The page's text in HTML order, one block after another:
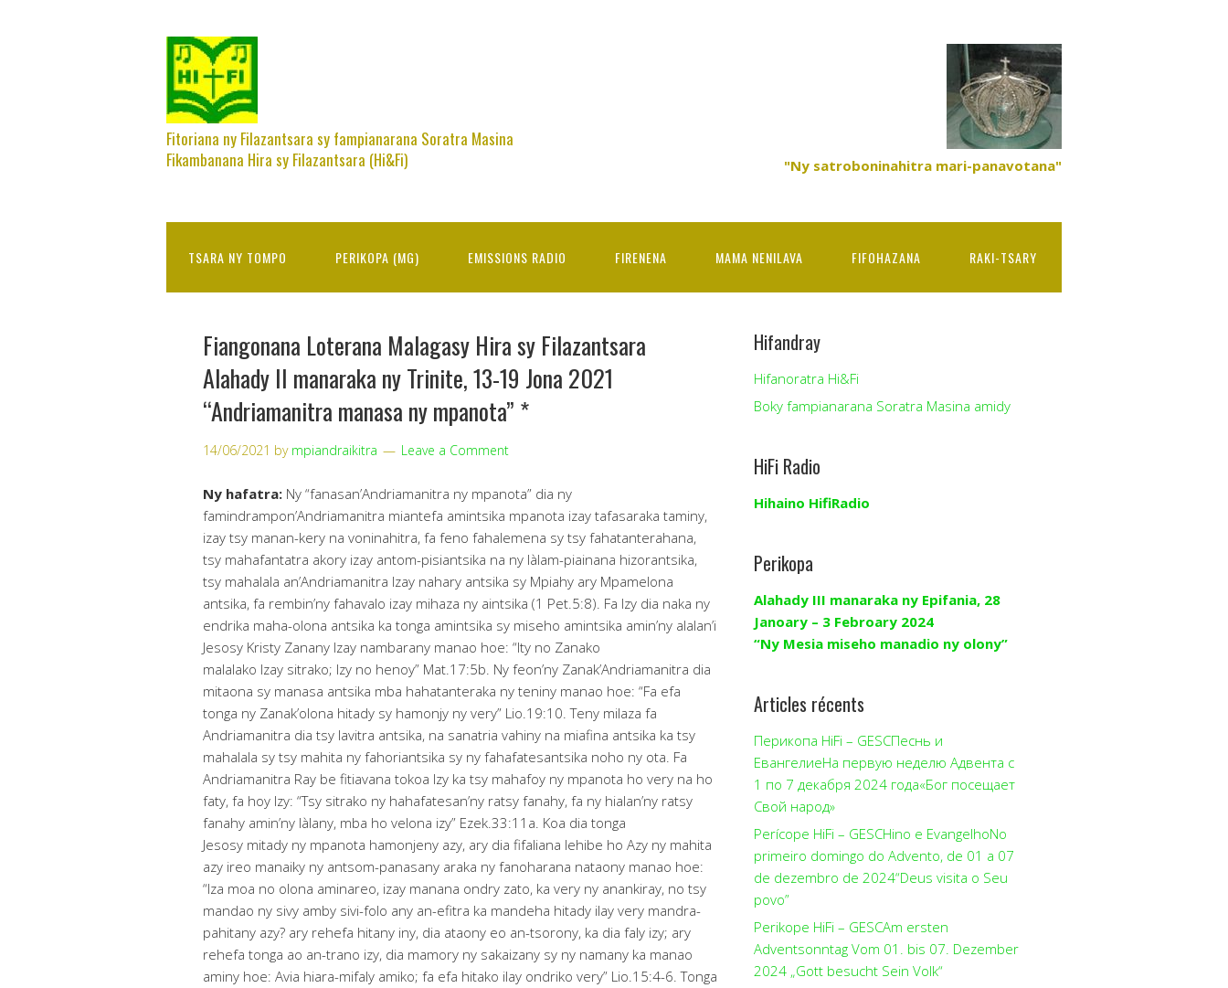
Fitoriana ny Filazantsara sy fampianarana Soratra Masina
Fikambanana Hira sy Filazantsara (Hi&Fi)
"Ny satroboninahitra mari-panavotana"
TSARA NY TOMPO PERIKOPA (MG) EMISSIONS RADIO FIRENENA MAMA NENILAVA FIFOHAZANA RAKI-TSARY
Fiangonana Loterana Malagasy Hira sy Filazantsara
Alahady II manaraka ny Trinite, 13-19 Jona 2021
“Andriamanitra manasa ny mpanota” *
14/06/2021 by mpiandraikitra Leave a Comment
Ny hafatra: Ny “fanasan’Andriamanitra ny mpanota” dia ny
famindrampon’Andriamanitra miantefa amintsika mpanota izay tafasaraka taminy,
izay tsy manan-kery na voninahitra, fa feno fahalemena sy tsy fahatanterahana,
tsy mahafantatra akory izay antom-pisiantsika na ny làlam-piainana hizorantsika,
tsy mahalala an’Andriamanitra Izay nahary antsika sy Mpiahy ary Mpamelona
antsika, fa rembin’ny fahavalo izay mihaza ny aintsika (1 Pet.5:8). Fa Izy dia naka ny
endrika maha-olona antsika ka tonga amintsika sy miseho amintsika amin’ny alalan’i
Jesosy Kristy Zanany Izay nambarany manao hoe: “Ity no Zanako
malalako Izay sitrako; Izy no henoy” Mat.17:5b. Ny feon’ny Zanak’Andriamanitra dia
mitaona sy manasa antsika mba hahatanteraka ny teniny manao hoe: “Fa efa
tonga ny Zanak’olona hitady sy hamonjy ny very” Lio.19:10. Teny milaza fa
Andriamanitra dia tsy lavitra antsika, na sanatria vahiny na miafina antsika ka tsy
mahalala sy tsy mahita ny fahoriantsika sy ny fahafatesantsika noho ny ota. Fa
Andriamanitra Ray be fitiavana tokoa Izy ka tsy mahafoy ny mpanota ho very na ho
faty, fa hoy Izy: “Tsy sitrako ny hahafatesan’ny ratsy fanahy, fa ny hialan’ny ratsy
fanahy amin’ny làlany, mba ho velona izy” Ezek.33:11a. Koa dia tonga
Jesosy mitady ny mpanota hamonjeny azy, ary dia fifaliana lehibe ho Azy ny mahita
azy ireo manaiky ny antsom-panasany araka ny fanoharana nataony manao hoe:
“Iza moa no olona aminareo, izay manana ondry zato, ka very ny anankiray, no tsy
mandao ny sivy amby sivi-folo any an-efitra ka mandeha hitady ilay very mandra-
pahitany azy? ary rehefa hitany iny, dia ataony eo an-tsorony, ka dia faly izy; ary
rehefa tonga ao an-trano izy, dia mamory ny sakaizany sy ny namany ka manao
aminy hoe: Avia hiara-mifaly amiko; fa efa hitako ilay ondriko very” Lio.15:4-6. Tonga
Hifandray
Hifanoratra Hi&Fi
Boky fampianarana Soratra Masina amidy
HiFi Radio
Hihaino HifiRadio
Perikopa
Alahady III manaraka ny Epifania, 28
Janoary – 3 Febroary 2024
“Ny Mesia miseho manadio ny olony”
Articles récents
Перикопа HiFi – GESCПеснь и
ЕвангелиеНа первую неделю Адвента с
1 по 7 декабря 2024 года«Бог посещает
Свой народ»
Perícope HiFi – GESCHino e EvangelhoNo
primeiro domingo do Advento, de 01 a 07
de dezembro de 2024“Deus visita o Seu
povo”
Perikope HiFi – GESCAm ersten
Adventsonntag Vom 01. bis 07. Dezember
2024 „Gott besucht Sein Volk“